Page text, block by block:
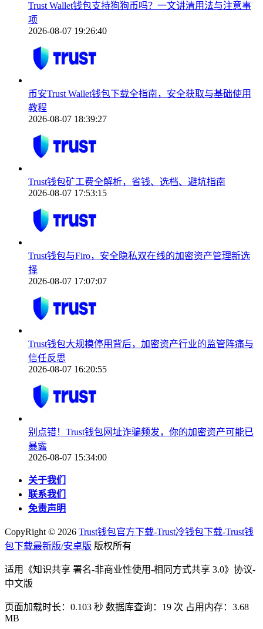
Trust Wallet钱包支持狗狗币吗？一文讲清用法与注意事
项
2026-08-07 19:26:40
币安Trust Wallet钱包下载全指南，安全获取与基础使用
教程
2026-08-07 18:39:27
Trust钱包矿工费全解析，省钱、选档、避坑指南
2026-08-07 17:53:15
Trust钱包与Firo，安全隐私双在线的加密资产管理新选
择
2026-08-07 17:07:07
Trust钱包大规模停用背后，加密资产行业的监管阵痛与
信任反思
2026-08-07 16:20:55
别点错！Trust钱包网址诈骗频发，你的加密资产可能已
暴露
2026-08-07 15:34:00
关于我们
联系我们
免责声明
CopyRight © 2026 Trust钱包官方下载-Trust冷钱包下载-Trust钱
包下载最新版/安卓版 版权所有
适用《知识共享 署名-非商业性使用-相同方式共享 3.0》协议-
中文版
页面加载时长：0.103 秒 数据库查询：19 次 占用内存：3.68
MB